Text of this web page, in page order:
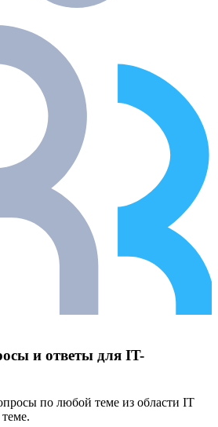
и ответы для IT-
по любой теме из области IT